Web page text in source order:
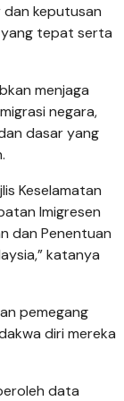
keputusan
tepat serta
menjaga
negara,
dasar yang
Keselamatan
Imigresen
dan Penentuan
katanya
pemegang
diri mereka
data